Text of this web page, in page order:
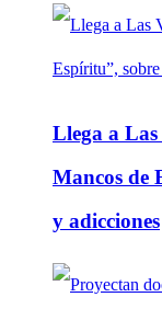
Llega a
Mancos de
y adicciones